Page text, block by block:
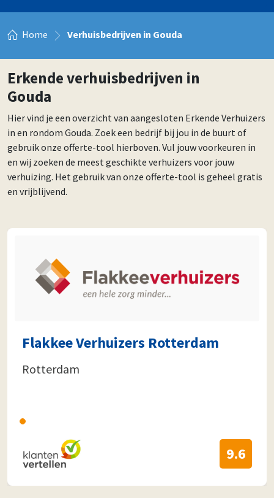
Home Verhuisbedrijven in Gouda
Erkende verhuisbedrijven in
Gouda
Hier vind je een overzicht van aangesloten Erkende Verhuizers
in en rondom Gouda. Zoek een bedrijf bij jou in de buurt of
gebruik onze offerte-tool hierboven. Vul jouw voorkeuren in
en wij zoeken de meest geschikte verhuizers voor jouw
verhuizing. Het gebruik van onze offerte-tool is geheel gratis
en vrijblijvend.
Flakkee Verhuizers Rotterdam
Rotterdam
9.6